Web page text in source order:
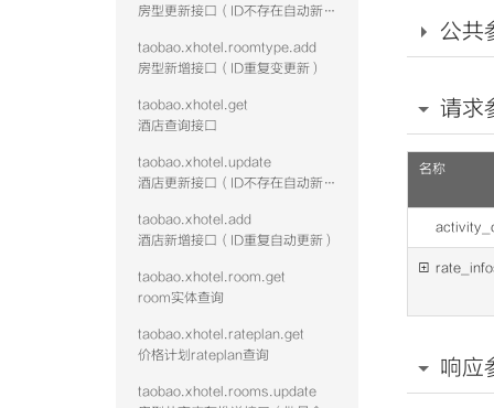
房型更新接口（ID不存在自动新增）
taobao.xhotel.roomtype.add
房型新增接口（ID重复变更新）
taobao.xhotel.get
酒店查询接口
taobao.xhotel.update
酒店更新接口（ID不存在自动新增）
taobao.xhotel.add
酒店新增接口（ID重复自动更新）
taobao.xhotel.room.get
room实体查询
taobao.xhotel.rateplan.get
价格计划rateplan查询
taobao.xhotel.rooms.update
公共
请求
名称

响应